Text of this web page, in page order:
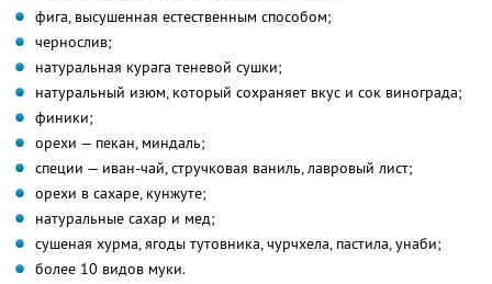
фига, высушенная естественным способом;
чернослив;
натуральная курага теневой сушки;
натуральный изюм, который сохраняет вкус и сок винограда;
финики;
орехи — пекан, миндаль;
специи — иван-чай, стручковая ваниль, лавровый лист;
орехи в сахаре, кунжуте;
натуральные сахар и мед;
сушеная хурма, ягоды тутовника, чурчхела, пастила, унаби;
более 10 видов муки.